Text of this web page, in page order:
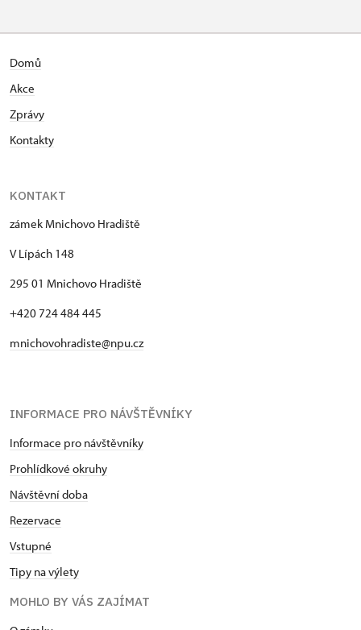
Domů
Akce
Zprávy
Kontakty
KONTAKT
zámek Mnichovo Hradiště
V Lípách 148
295 01 Mnichovo Hradiště
+420 724 484 445
mnichovohradiste@npu.cz
INFORMACE PRO NÁVŠTĚVNÍKY
Informace pro návštěvníky
Prohlídkové okruhy
Návštěvní doba
Rezervace
Vstupné
Tipy na výlety
MOHLO BY VÁS ZAJÍMAT